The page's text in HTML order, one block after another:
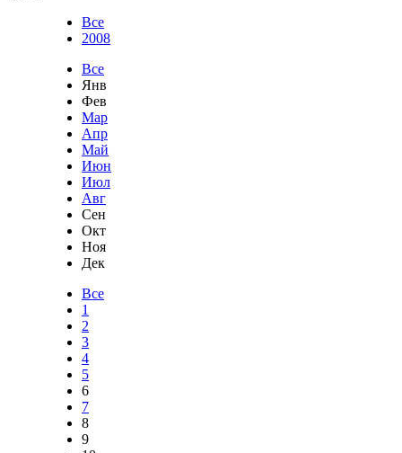
Все
2008
Все
Янв
Фев
Мар
Апр
Май
Июн
Июл
Авг
Сен
Окт
Ноя
Дек
Все
1
2
3
4
5
6
7
8
9